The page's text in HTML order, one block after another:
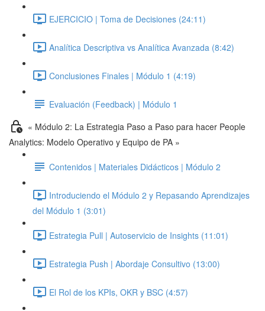
EJERCICIO | Toma de Decisiones (24:11)
Analítica Descriptiva vs Analítica Avanzada (8:42)
Conclusiones Finales | Módulo 1 (4:19)
Evaluación (Feedback) | Módulo 1
« Módulo 2: La Estrategia Paso a Paso para hacer People
Analytics: Modelo Operativo y Equipo de PA »
Contenidos | Materiales Didácticos | Módulo 2
Introduciendo el Módulo 2 y Repasando Aprendizajes
del Módulo 1 (3:01)
Estrategia Pull | Autoservicio de Insights (11:01)
Estrategia Push | Abordaje Consultivo (13:00)
El Rol de los KPIs, OKR y BSC (4:57)